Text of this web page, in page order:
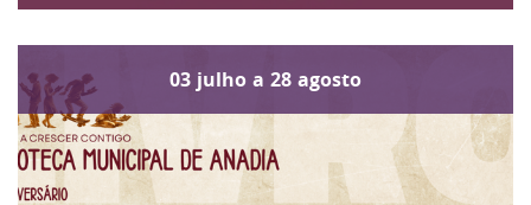
03 julho a 28 agosto